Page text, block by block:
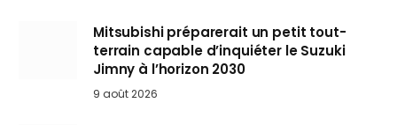
Mitsubishi préparerait un petit tout-
terrain capable d’inquiéter le Suzuki
Jimny à l’horizon 2030
9 août 2026